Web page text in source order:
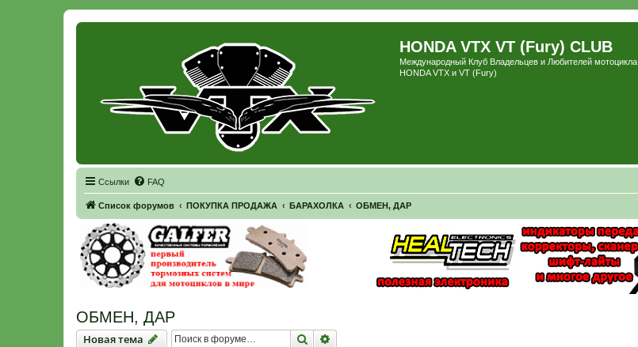
HONDA VTX VT (Fury) CLUB
Международный Клуб Владельцев и Любителей мотоцикла
HONDA VTX и VT (Fury)
Ссылки FAQ
Список форумов ПОКУПКА ПРОДАЖА БАРАХОЛКА ОБМЕН, ДАР
ОБМЕН, ДАР
Новая тема
Новаятема Поиск